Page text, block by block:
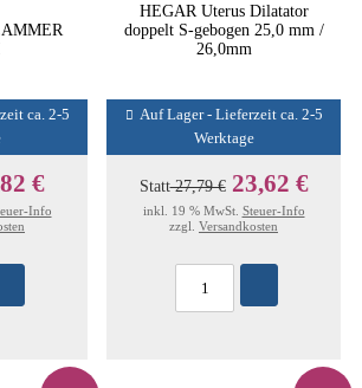
ca. 2-5
€
Info
HEGAR Uterus Dilatator
doppelt S-gebogen 25,0 mm /
26,0mm
Auf Lager - Lieferzeit ca. 2-5
Werktage
Statt27,79 € 23,62 €
inkl. 19 % MwSt. Steuer-Info
zzgl. Versandkosten